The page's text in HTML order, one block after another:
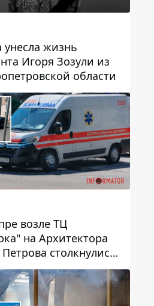
унесла жизнь
Игоря Зозули из
области
возле ТЦ
на Архитектора
столкнулись
и Toyota: трамваи